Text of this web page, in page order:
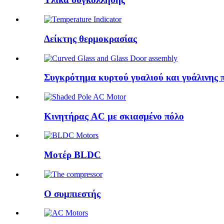
Δείκτης θερμοκρασίας
Συγκρότημα κυρτού γυαλιού και γυάλινης
Κινητήρας AC με σκιασμένο πόλο
Μοτέρ BLDC
Ο συμπιεστής